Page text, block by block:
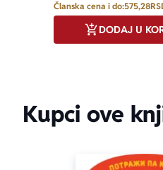
Članska cena i do:575,28
DODAJ U
Kupci ove